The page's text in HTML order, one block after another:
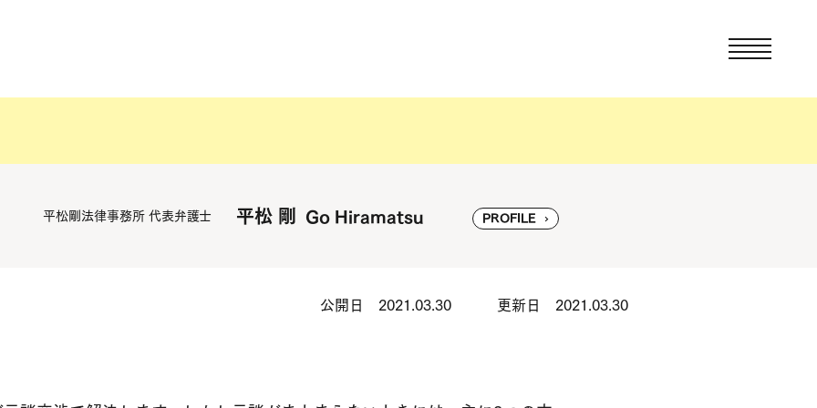
平松剛法律事務所 代表弁護士 平松 剛 Go Hiramatsu PROFILE
公開日 2021.03.30 更新日 2021.03.30